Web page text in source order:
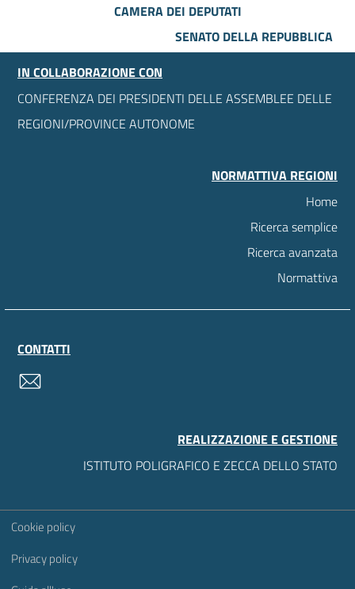
CAMERA DEI DEPUTATI
SENATO DELLA REPUBBLICA
IN COLLABORAZIONE CON
CONFERENZA DEI PRESIDENTI DELLE ASSEMBLEE DELLE
REGIONI/PROVINCE AUTONOME
NORMATTIVA REGIONI
Home
Ricerca semplice
Ricerca avanzata
Normattiva
CONTATTI
REALIZZAZIONE E GESTIONE
ISTITUTO POLIGRAFICO E ZECCA DELLO STATO
Sezione Link Utili
Cookie policy
Privacy policy